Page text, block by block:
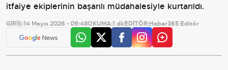
itfaiye ekiplerinin başarılı müdahalesiyle kurtarıldı.
GİRİŞ:14 Mayıs 2026 - 09:48OKUMA:1 dkEDİTÖR:Haber365 Editör